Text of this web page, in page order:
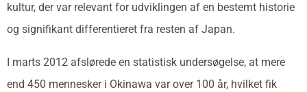
kultur, der var relevant for udviklingen af en bestemt historie
og signifikant differentieret fra resten af Japan.
I marts 2012 afslørede en statistisk undersøgelse, at mere
end 450 mennesker i Okinawa var over 100 år, hvilket fik